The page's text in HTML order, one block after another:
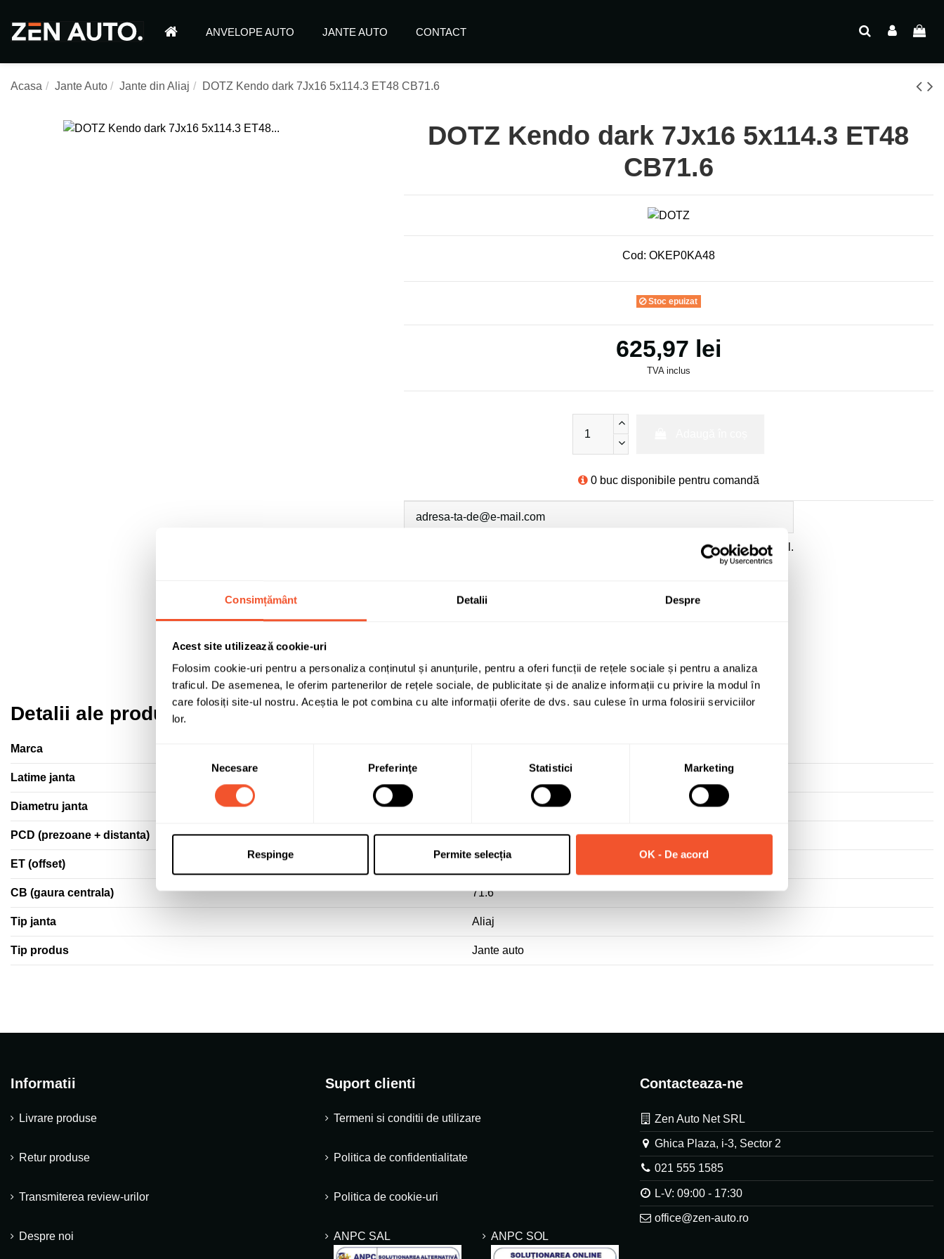
Consimțământ Detalii Despre
Acest site utilizează cookie-uri
Folosim cookie-uri pentru a personaliza conținutul și anunțurile, pentru a oferi funcții de rețele sociale și pentru a analiza
traficul. De asemenea, le oferim partenerilor de rețele sociale, de publicitate și de analize informații cu privire la modul în
care folosiți site-ul nostru. Aceștia le pot combina cu alte informații oferite de dvs. sau culese în urma folosirii serviciilor
lor.
consimțământului
Necesare Preferinţe Statistici Marketing
Respinge Permite selecția OK - De acord
ANVELOPE AUTO JANTE AUTO CONTACT
Acasa Jante Auto Jante din Aliaj DOTZ Kendo dark 7Jx16 5x114.3 ET48 CB71.6
DOTZ Kendo dark 7Jx16 5x114.3 ET48
CB71.6
Cod: OKEP0KA48
Stoc epuizat
625,97 lei
TVA inclus
0 buc disponibile pentru comandă
a datelor cu caracter personal.
Detalii ale produsului
Marca
Latime janta
Diametru janta
PCD (prezoane + distanta) 5x114.3
ET (offset)
CB (gaura centrala) 71.6
Tip janta Aliaj
Tip produs Jante auto
Informatii
Livrare produse
Retur produse
Transmiterea review-urilor
Despre noi
Suport clienti
Termeni si conditii de utilizare
Politica de confidentialitate
Politica de cookie-uri
ANPC SAL ANPC SOL
Contacteaza-ne
Zen Auto Net SRL
Ghica Plaza, i-3, Sector 2
021 555 1585
L-V: 09:00 - 17:30
office@zen-auto.ro